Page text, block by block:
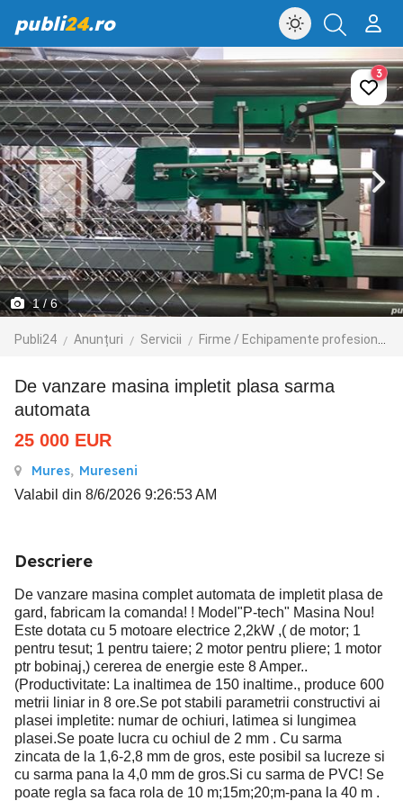
publi24.ro
1/ 6
Publi24 Anunțuri Servicii Firme / Echipamente profesionale
3
de vanzare masina impletit plasa sarma
automata
25 000 EUR
Mures, Mureseni
Valabil din 8/6/2026 9:26:53 AM
Descriere
De vanzare masina complet automata de impletit plasa de
gard, fabricam la comanda! ! Model"P-tech" Masina Nou!
Este dotata cu 5 motoare electrice 2,2kW ,( de motor; 1
pentru tesut; 1 pentru taiere; 2 motor pentru pliere; 1 motor
ptr bobinaj,) cererea de energie este 8 Amper..
(Productivitate: La inaltimea de 150 inaltime., produce 600
metrii liniar in 8 ore.Se pot stabili parametrii constructivi ai
plasei impletite: numar de ochiuri, latimea si lungimea
plasei.Se poate lucra cu ochiul de 2 mm . Cu sarma
zincata de la 1,6-2,8 mm de gros, este posibil sa lucreze si
cu sarma pana la 4,0 mm de gros.Si cu sarma de PVC! Se
poate regla sa faca rola de 10 m;15m;20;m-pana la 40 m .